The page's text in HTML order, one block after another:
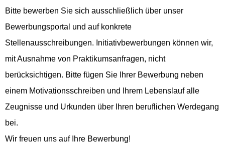
Bitte bewerben Sie sich ausschließlich über unser
Bewerbungsportal und auf konkrete
Stellenausschreibungen. Initiativbewerbungen können wir,
mit Ausnahme von Praktikumsanfragen, nicht
berücksichtigen. Bitte fügen Sie Ihrer Bewerbung neben
einem Motivationsschreiben und Ihrem Lebenslauf alle
Zeugnisse und Urkunden über Ihren beruflichen Werdegang
bei.
Wir freuen uns auf Ihre Bewerbung!